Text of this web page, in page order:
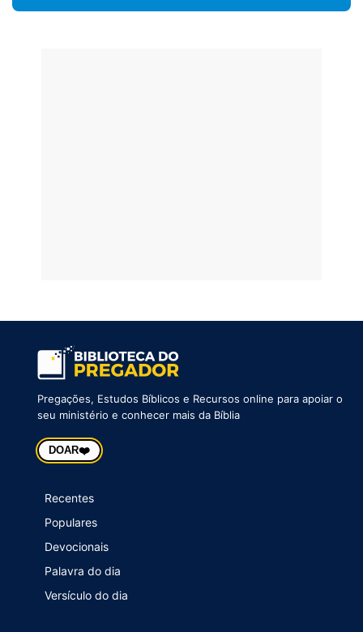
Pregações, Estudos Bíblicos e Recursos online para apoiar o
seu ministério e conhecer mais da Bíblia
DOAR❤️
Recentes
Populares
Devocionais
Palavra do dia
Versículo do dia